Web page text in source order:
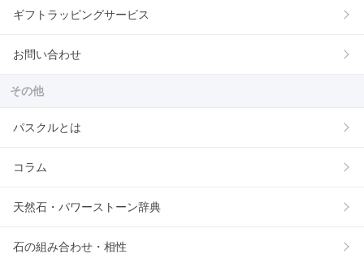
ギフトラッピングサービス
お問い合わせ
その他
パスクルとは
コラム
天然石・パワーストーン辞典
石の組み合わせ・相性